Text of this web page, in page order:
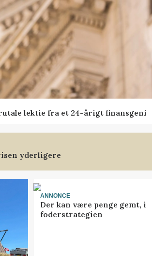
lektie fra et 24-årigt finansgeni
yderligere
ANNONCE
Der kan være penge gemt, i
foderstrategien